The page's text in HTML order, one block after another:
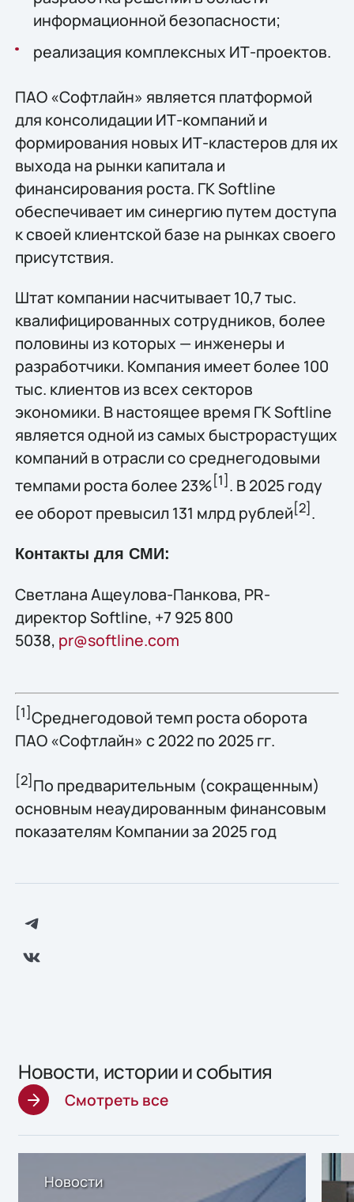
информационной безопасности;
реализация комплексных ИТ-проектов.
ПАО «Софтлайн» является платформой
для консолидации ИТ-компаний и
формирования новых ИТ-кластеров для их
выхода на рынки капитала и
финансирования роста. ГК Softline
обеспечивает им синергию путем доступа
к своей клиентской базе на рынках своего
присутствия.
Штат компании насчитывает 10,7 тыс.
квалифицированных сотрудников, более
половины из которых — инженеры и
разработчики. Компания имеет более 100
тыс. клиентов из всех секторов
экономики. В настоящее время ГК Softline
является одной из самых быстрорастущих
компаний в отрасли со среднегодовыми
темпами роста более 23%[1] . В 2025 году
ее оборот превысил 131 млрд рублей[2] .
Контакты для СМИ:
Светлана Ащеулова-Панкова, PR-
директор Softline, +7 925 800
5038, pr@softline.com
[1]Среднегодовой темп роста оборота
ПАО «Софтлайн» с 2022 по 2025 гг.
[2] По предварительным (сокращенным)
основным неаудированным финансовым
показателям Компании за 2025 год
Новости, истории и события
Смотреть все
Новости